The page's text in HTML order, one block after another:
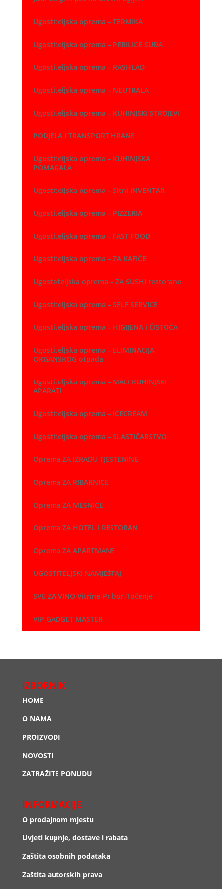
Ugostiteljska oprema – TERMIKA
Ugostiteljska oprema – PERILICE SUĐA
Ugostiteljska oprema – RASHLAD
Ugostiteljska oprema – NEUTRALA
Ugostiteljska oprema – KUHINJSKI STROJEVI
PODJELA I TRANSPORT HRANE
Ugostiteljska oprema – KUHINJSKA
POMAGALA
Ugostiteljska oprema – Sitni INVENTAR
Ugostiteljska oprema – PIZZERIA
Ugostiteljska oprema – FAST FOOD
Ugostiteljska oprema – ZA KAFIĆE
Ugostoteljska oprema – ZA SUSHI restorane
Ugostiteljska oprema – SELF SERVICE
Ugostiteljska oprema – HIGIJENA i ČISTOĆA
Ugostiteljska oprema – ELIMINACIJA
ORGANSKOG otpada
Ugostiteljska oprema – MALI KUHINJSKI
APARATI
Ugostiteljska oprema – ICECREAM
Ugostiteljska oprema – SLASTIČARSTVO
Oprema ZA IZRADU TJESTENINE
Oprema ZA RIBARNICE
Oprema ZA MESNICE
Oprema ZA HOTEL i RESTORAN
Oprema ZA APARTMANE
UGOSTITELJSKI NAMJEŠTAJ
SVE ZA VINO Vitrine-Pribor-Točenje
VIP GADGET MASTER
IZBORNIK
HOME
O NAMA
PROIZVODI
NOVOSTI
ZATRAŽITE PONUDU
INFORMACIJE
O prodajnom mjestu
Uvjeti kupnje, dostave i rabata
Zaštita osobnih podataka
Zaštita autorskih prava